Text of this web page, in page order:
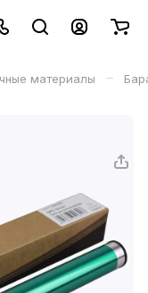
материалы –